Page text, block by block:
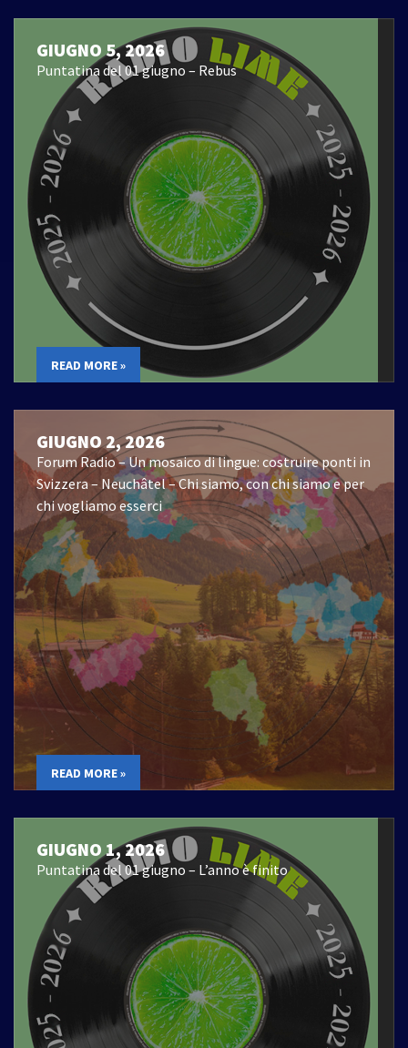
GIUGNO 5, 2026
Puntatina del 01 giugno – Rebus
READ MORE »
GIUGNO 2, 2026
Forum Radio – Un mosaico di lingue: costruire ponti in
Svizzera – Neuchâtel – Chi siamo, con chi siamo e per
chi vogliamo esserci
READ MORE »
GIUGNO 1, 2026
Puntatina del 01 giugno – L’anno è finito